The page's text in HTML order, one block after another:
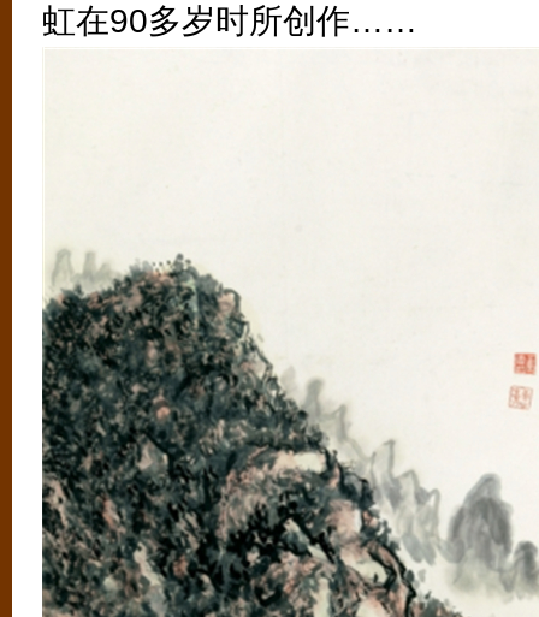
虹在90多岁时所创作……